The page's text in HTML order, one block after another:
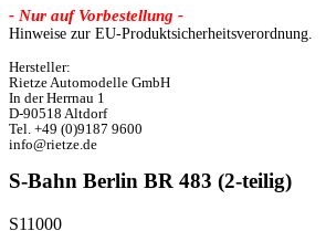
- Nur auf Vorbestellung -
Hinweise zur EU-Produktsicherheitsverordnung.
Hersteller:
Rietze Automodelle GmbH
In der Herrnau 1
D-90518 Altdorf
Tel. +49 (0)9187 9600
info@rietze.de
S-Bahn Berlin BR 483 (2-teilig)
S11000